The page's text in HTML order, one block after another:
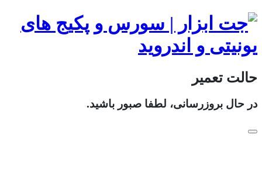
حالت تعمیر
در حال بروزرسانی، لطفا صبور باشید.